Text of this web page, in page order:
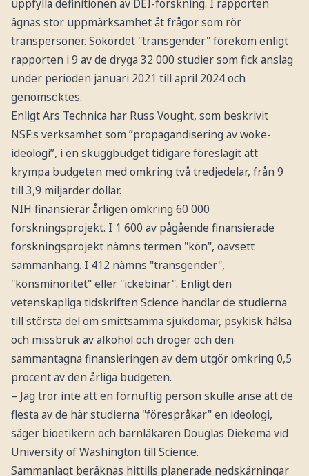
uppfylla definitionen av DEI-forskning. I rapporten
ägnas stor uppmärksamhet åt frågor som rör
transpersoner. Sökordet "transgender" förekom enligt
rapporten i 9 av de dryga 32 000 studier som fick anslag
under perioden januari 2021 till april 2024 och
genomsöktes.
Enligt Ars Technica har Russ Vought, som beskrivit
NSF:s verksamhet som ”propagandisering av woke-
ideologi”, i en skuggbudget tidigare föreslagit att
krympa budgeten med omkring två tredjedelar, från 9
till 3,9 miljarder dollar.
NIH finansierar årligen omkring 60 000
forskningsprojekt. I 1 600 av pågående finansierade
forskningsprojekt nämns termen "kön", oavsett
sammanhang. I 412 nämns "transgender",
"könsminoritet" eller "ickebinär". Enligt den
vetenskapliga tidskriften Science handlar de studierna
till största del om smittsamma sjukdomar, psykisk hälsa
och missbruk av alkohol och droger och den
sammantagna finansieringen av dem utgör omkring 0,5
procent av den årliga budgeten.
– Jag tror inte att en förnuftig person skulle anse att de
flesta av de här studierna "förespråkar" en ideologi,
säger bioetikern och barnläkaren Douglas Diekema vid
University of Washington till Science.
Sammanlagt beräknas hittills planerade nedskärningar